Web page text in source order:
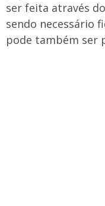
ser feita através
sendo necessário
pode também ser